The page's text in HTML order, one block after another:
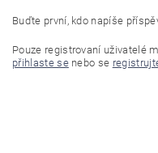
Buďte první, kdo napíše
Pouze registrovaní uživatelé
přihlaste senebo se